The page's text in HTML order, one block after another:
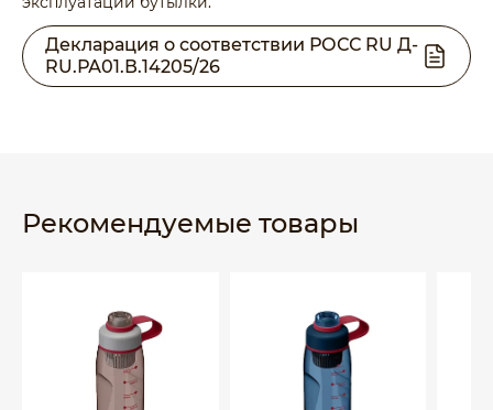
Декларация о соответствии РОСС RU Д-
RU.РА01.В.14205/26
Рекомендуемые товары